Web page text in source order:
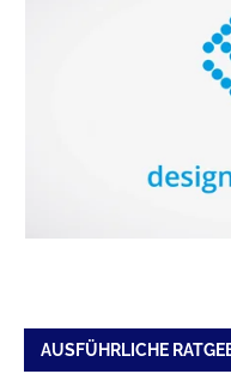
AUSFÜHRLICHE